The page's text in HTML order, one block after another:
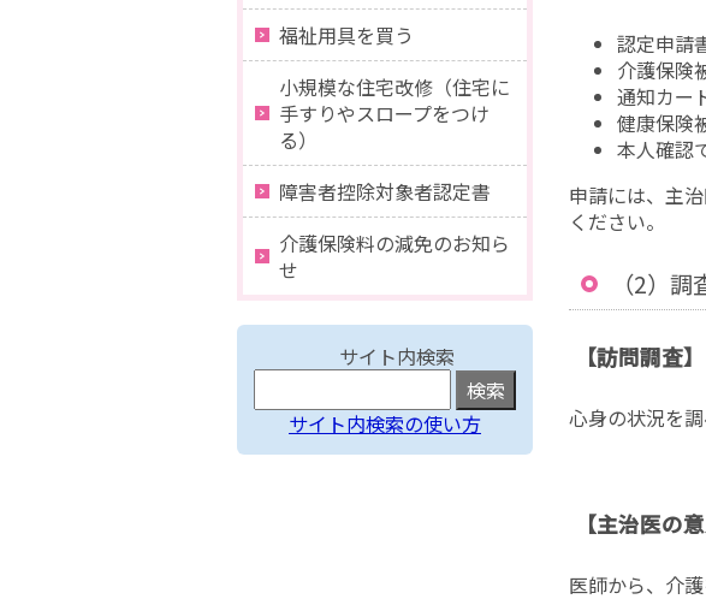
認定申請
介護保険
通知カー
健康保険
本人確認
申請には、主
ください。
（2）
【訪問調査】
心身の状況を
【主治医の
医師から、介
福祉用具を買う
小規模な住宅改修（住宅に
手すりやスロープをつけ
る）
障害者控除対象者認定書
介護保険料の減免のお知ら
せ
サイト内検索
サイト内検索の使い方